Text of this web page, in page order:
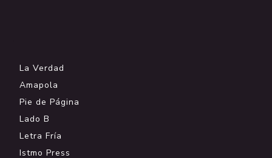
La Verdad
Amapola
Pie de Página
Lado B
Letra Fría
Istmo Press